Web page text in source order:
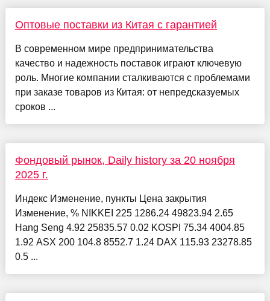
Оптовые поставки из Китая с гарантией
В современном мире предпринимательства
качество и надежность поставок играют ключевую
роль. Многие компании сталкиваются с проблемами
при заказе товаров из Китая: от непредсказуемых
сроков ...
Фондовый рынок, Daily history за 20 ноября
2025 г.
Индекс Изменение, пункты Цена закрытия
Изменение, % NIKKEI 225 1286.24 49823.94 2.65
Hang Seng 4.92 25835.57 0.02 KOSPI 75.34 4004.85
1.92 ASX 200 104.8 8552.7 1.24 DAX 115.93 23278.85
0.5 ...